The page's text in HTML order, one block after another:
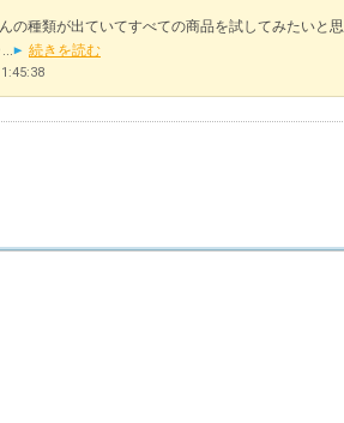
の種類が出ていてすべての商品を試してみたいと
続きを読む